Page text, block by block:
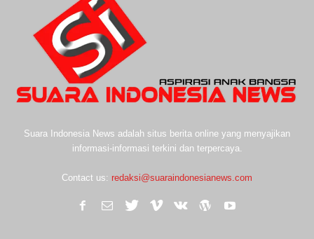
Suara Indonesia News adalah situs berita online yang menyajikan
informasi-informasi terkini dan terpercaya.
Contact us: redaksi@suaraindonesianews.com